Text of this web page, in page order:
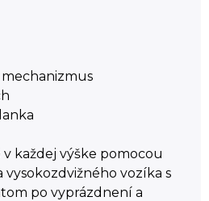
každej výške pomocou
vysokozdvižného vozíka s
po vyprázdnení a